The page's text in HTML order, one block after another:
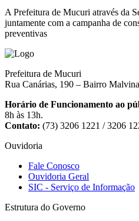
A Prefeitura de Mucuri através da
juntamente com a campanha de
preventivas
Prefeitura de Mucuri
Rua Canárias, 190 – Bairro
Horário de Funcionamento ao
8h às 13h.
Contato: (73) 3206 1221 / 3206
Ouvidoria
Fale Conosco
Ouvidoria Geral
SIC - Serviço de Informação
Estrutura do Governo